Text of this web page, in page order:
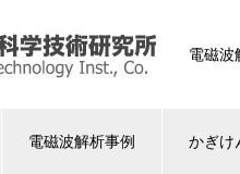
電磁波
電磁波解析事例 かぎけ